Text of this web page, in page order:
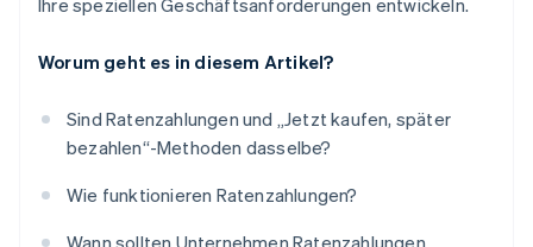
Ihre speziellen Geschäftsanforderungen entwickeln.
Worum geht es in diesem Artikel?
Sind Ratenzahlungen und „Jetzt kaufen, später
bezahlen“-Methoden dasselbe?
Wie funktionieren Ratenzahlungen?